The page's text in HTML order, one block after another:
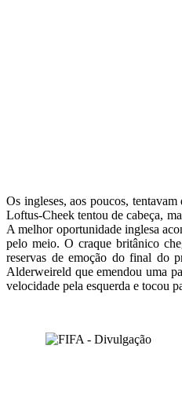
Os ingleses, aos poucos,
Loftus-Cheek tentou de cabeça,
A melhor oportunidade inglesa
pelo meio. O craque britânico
reservas de emoção do final do
Alderweireld que emendou uma
velocidade pela esquerda e tocou